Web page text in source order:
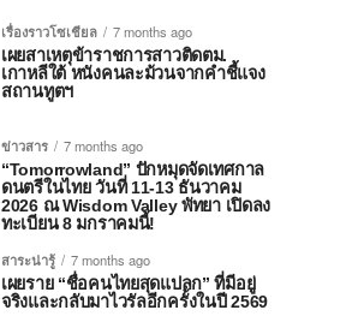
เรื่องราวโซเชียล
7 months ago
เผยสาเหตุข้าราชการสาวติดตม.
เกาหลีใต้ หนังคนละม้วนจากคำชี้แจง
สถานทูตฯ
ข่าวสาร
7 months ago
“Tomorrowland” ปักหมุดจัดเทศกาล
ดนตรีในไทย วันที่ 11-13 ธันวาคม
2026 ณ Wisdom Valley พัทยา เปิดลง
ทะเบียน 8 มกราคมนี้!
สาระน่ารู้
7 months ago
เผยราย “ชื่อคนไทยสุดแปลก” ที่มีอยู่
จริงและกลับมาไวรัลอีกครั้งในปี 2569